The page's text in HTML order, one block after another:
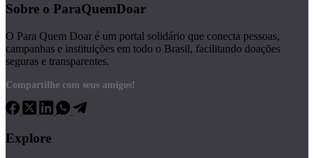
Sobre o ParaQuemDoar
O Para Quem Doar é um portal solidário que conecta pessoas,
campanhas e instituições em todo o Brasil, facilitando doações
seguras e transparentes.
Compartilhe com seus amigos!
Explore